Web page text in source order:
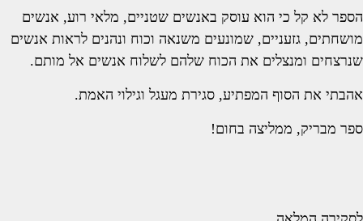
הספר לא קל כי הוא עוסק באנשים שטניים, מלאי רוע, אנשים
מושחתים, גזעניים, שמונעים משנאה וכוח ונהנים לראות אנשים
שנרצחים ומנצלים את הכוח שלהם לשלוח אנשים אל מותם.
אהבתי את הסוף המפתיע, סגירת מעגל וגילוי האמת.
ספר מבריק, ממליצה בחום!